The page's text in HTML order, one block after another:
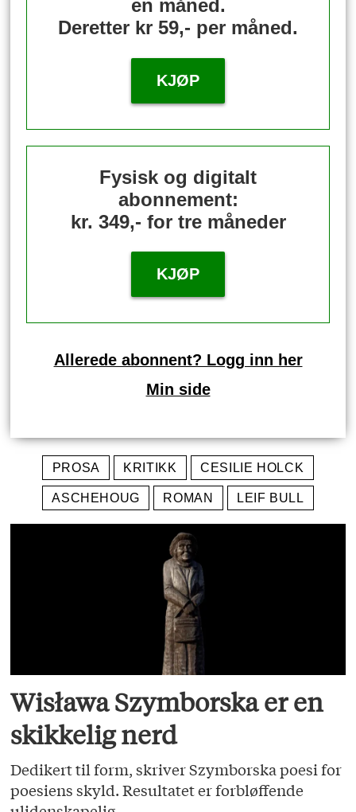
en måned.
Deretter kr 59,- per måned.
KJØP
Fysisk og digitalt
abonnement:
kr. 349,- for tre måneder
KJØP
Allerede abonnent? Logg inn her
Min side
PROSA KRITIKK CESILIE HOLCK
ASCHEHOUG ROMAN LEIF BULL
Wisława Szymborska er en
skikkelig nerd
Dedikert til form, skriver Szymborska poesi for
poesiens skyld. Resultatet er forbløffende